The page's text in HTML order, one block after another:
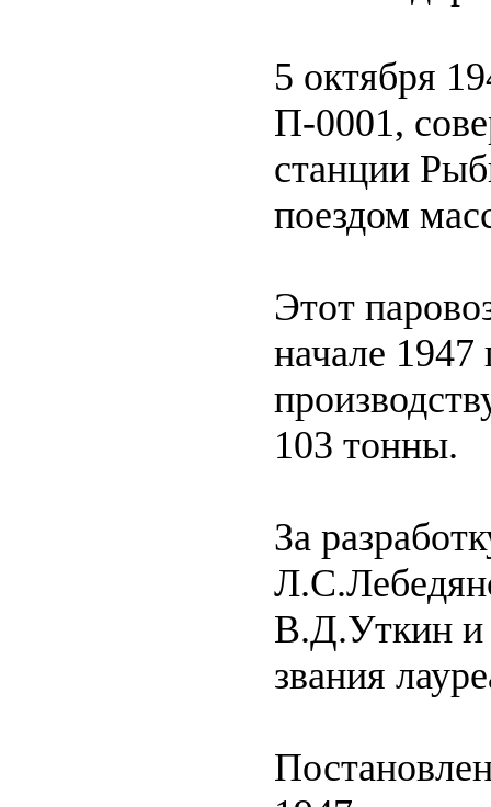
5 октября
П-0001,
станции
поездом
Этот
начале
103 тонны.
За
В.Д.Уткин и
звания